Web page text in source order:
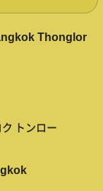
Thonglor
トンロー